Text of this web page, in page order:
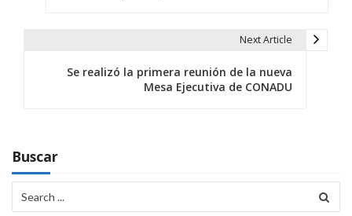
Next Article
Se realizó la primera reunión de la nueva
Mesa Ejecutiva de CONADU
Buscar